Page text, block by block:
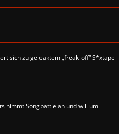
sich zu geleaktem „freak-off“ S*xtape
nimmt Songbattle an und will um